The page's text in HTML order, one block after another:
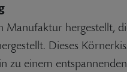
Manufaktur hergestellt,
Dieses
zu einem